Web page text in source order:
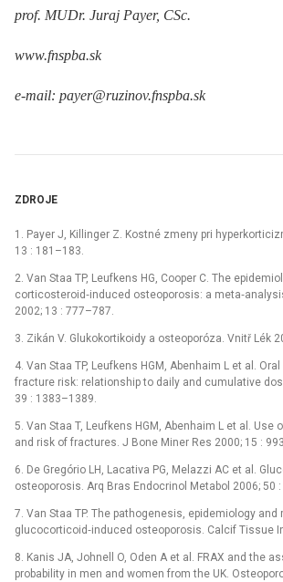
prof. MUDr. Juraj Payer, CSc.
www.fnspba.sk
e‑mail: payer@ruzinov.fnspba.sk
ZDROJE
1. Payer J, Killinger Z. Kostné zmeny pri
13 : 181–183.
2. Van Staa TP, Leufkens HG, Cooper C. The
corticosteroid‑induced osteoporosis: a
2002; 13 : 777–787.
3. Zikán V. Glukokortikoidy a osteoporóza. Vnitř Lék
4. Van Staa TP, Leufkens HGM, Abenhaim L et al.
fracture risk: relationship to daily and cumulative
39 : 1383–1389.
5. Van Staa T, Leufkens HGM, Abenhaim L et al.
and risk of fractures. J Bone Miner Res 2000; 15 :
6. De Gregório LH, Lacativa PG, Melazzi AC et al.
osteoporosis. Arq Bras Endocrinol Metabol 2006; 50
7. Van Staa TP. The pathogenesis, epidemiology
glucocorticoid‑induced osteoporosis. Calcif Tissue
8. Kanis JA, Johnell O, Oden A et al. FRAX and the
probability in men and women from the UK.